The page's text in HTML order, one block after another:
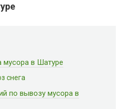
мусора в Шатуре
снега
по вывозу мусора в